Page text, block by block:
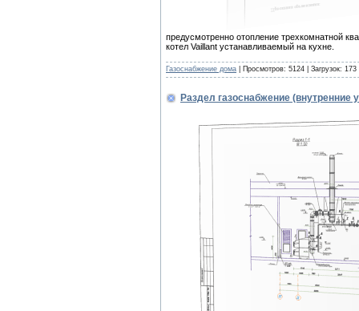
предусмотренно отопление трехкомнатной
котел Vaillant устанавливаемый на кухне.
Газоснабжение дома | Просмотров: 5124 | Загрузок:
Раздел газоснабжение (внутренние